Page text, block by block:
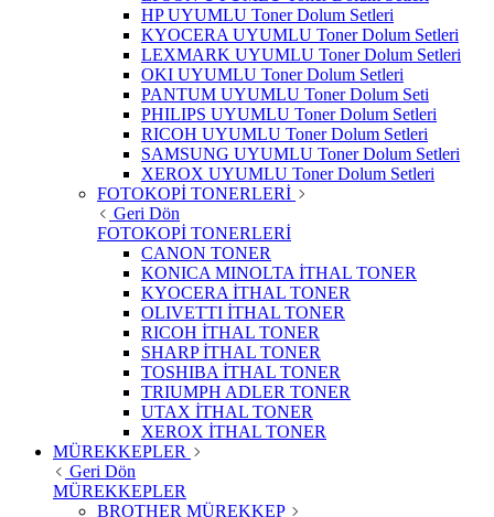
HP UYUMLU Toner Dolum Setleri
KYOCERA UYUMLU Toner Dolum Setleri
LEXMARK UYUMLU Toner Dolum Setleri
OKI UYUMLU Toner Dolum Setleri
PANTUM UYUMLU Toner Dolum Seti
PHILIPS UYUMLU Toner Dolum Setleri
RICOH UYUMLU Toner Dolum Setleri
SAMSUNG UYUMLU Toner Dolum Setleri
XEROX UYUMLU Toner Dolum Setleri
FOTOKOPİ TONERLERİ
Geri Dön
FOTOKOPİ TONERLERİ
CANON TONER
KONICA MINOLTA İTHAL TONER
KYOCERA İTHAL TONER
OLIVETTI İTHAL TONER
RICOH İTHAL TONER
SHARP İTHAL TONER
TOSHIBA İTHAL TONER
TRIUMPH ADLER TONER
UTAX İTHAL TONER
XEROX İTHAL TONER
MÜREKKEPLER
Geri Dön
MÜREKKEPLER
BROTHER MÜREKKEP